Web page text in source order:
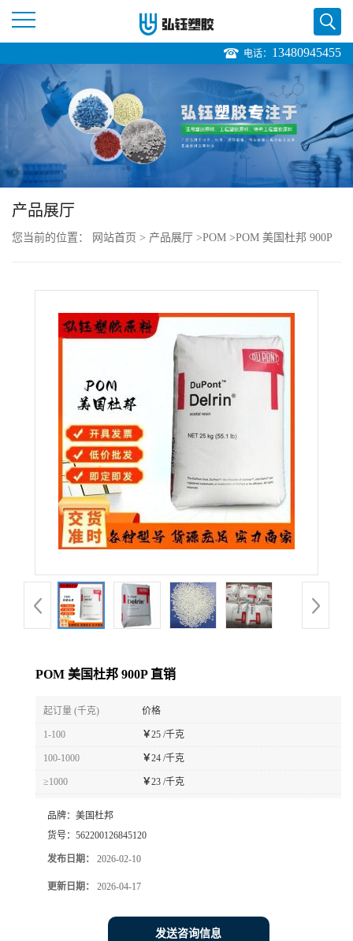
页
公
品
展
电话： 13480945455
产品展厅
您当前的位置： 网站首页 > 产品展厅 >POM >POM 美国杜邦 900P
POM 美国杜邦 900P 直销
起订量 (千克) 价格
1-100 ￥25 /千克
100-1000 ￥24 /千克
≥1000 ￥23 /千克
品牌： 美国杜邦
货号： 562200126845120
发布日期： 2026-02-10
更新日期： 2026-04-17
发送咨询信息